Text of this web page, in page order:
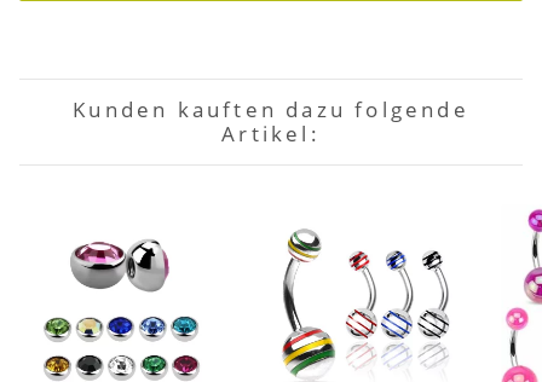
Kunden kauften dazu folgende
Artikel: